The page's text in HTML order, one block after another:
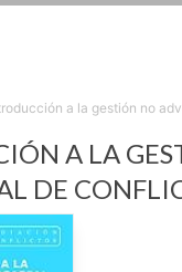
a la gestión no
A LA
DE